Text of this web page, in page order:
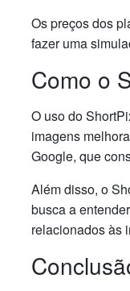
Os preços dos
fazer uma
Como o
O uso do
imagens
Google, que
Além disso, o
busca a
relacionados às